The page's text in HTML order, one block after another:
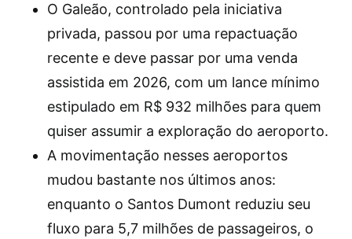
O Galeão, controlado pela iniciativa
privada, passou por uma repactuação
recente e deve passar por uma venda
assistida em 2026, com um lance mínimo
estipulado em R$ 932 milhões para quem
quiser assumir a exploração do aeroporto.
A movimentação nesses aeroportos
mudou bastante nos últimos anos:
enquanto o Santos Dumont reduziu seu
fluxo para 5,7 milhões de passageiros, o